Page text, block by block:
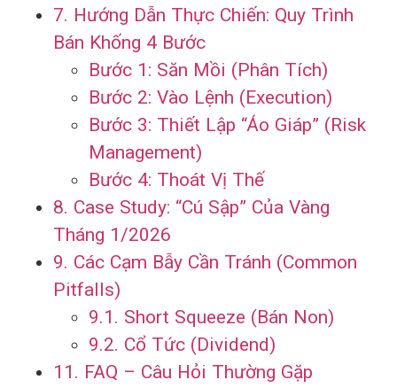
7. Hướng Dẫn Thực Chiến: Quy Trình
Bán Khống 4 Bước
Bước 1: Săn Mồi (Phân Tích)
Bước 2: Vào Lệnh (Execution)
Bước 3: Thiết Lập “Áo Giáp” (Risk
Management)
Bước 4: Thoát Vị Thế
8. Case Study: “Cú Sập” Của Vàng
Tháng 1/2026
9. Các Cạm Bẫy Cần Tránh (Common
Pitfalls)
9.1. Short Squeeze (Bán Non)
9.2. Cổ Tức (Dividend)
11. FAQ – Câu Hỏi Thường Gặp